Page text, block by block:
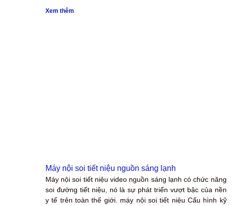
Xem thêm
Máy nội soi tiết niệu nguồn sáng lạnh
Máy nội soi tiết niệu video nguồn sáng lạnh có chức năng
soi đường tiết niệu, nó là sự phát triển vượt bậc của nền
y tế trên toàn thế giới. máy nội soi tiết niệu Cấu hình kỹ